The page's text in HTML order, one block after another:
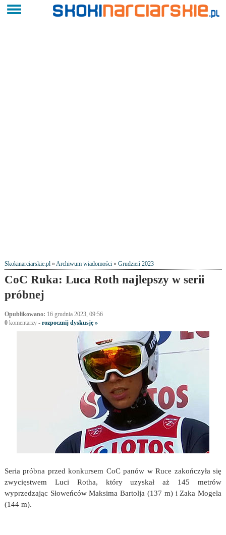
Skokinarciarskie.pl»Archiwum wiadomości» Grudzień 2023
CoC Ruka: Luca Roth najlepszy w serii
próbnej
Opublikowano: 16 grudnia 2023, 09:56
0komentarzy - rozpocznij dyskusję »
Seria próbna przed konkursem CoC panów w Ruce zakończyła się
zwycięstwem Luci Rotha, który uzyskał aż 145 metrów
wyprzedzając Słoweńców Maksima Bartolja (137 m) i Zaka Mogela
(144 m).